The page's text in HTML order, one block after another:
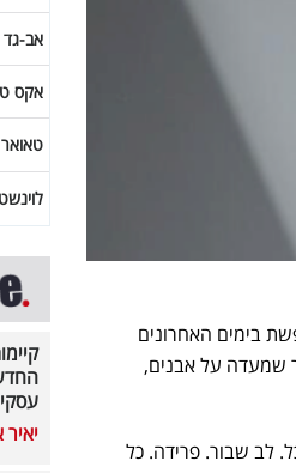
בימים האחרונים
שמעדה על אבנים,
לב שבור. פרידה. כל
אב-גד
אקס
טאואר
יאיר